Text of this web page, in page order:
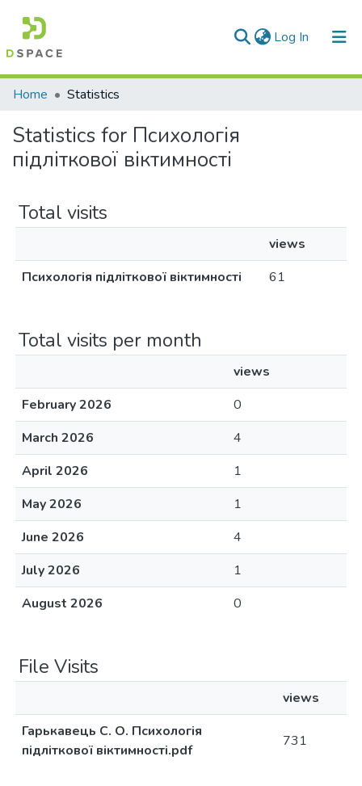
Log In (current)
Communities & Collections
All of DSpace
Home Statistics
Statistics for Психологія
підліткової віктимності
Total visits
views
Психологія підліткової віктимності
61
Total visits per month
views
February 2026
0
March 2026
4
April 2026
1
May 2026
1
June 2026
4
July 2026
1
August 2026
0
File Visits
views
Гарькавець С. О. Психологія
підліткової віктимності.pdf
731